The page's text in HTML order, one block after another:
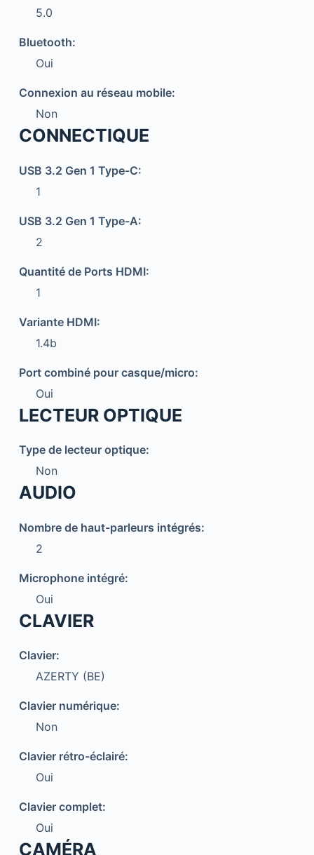
5.0
Bluetooth:
Oui
Connexion au réseau mobile:
Non
CONNECTIQUE
USB 3.2 Gen 1 Type-C:
1
USB 3.2 Gen 1 Type-A:
2
Quantité de Ports HDMI:
1
Variante HDMI:
1.4b
Port combiné pour casque/micro:
Oui
LECTEUR OPTIQUE
Type de lecteur optique:
Non
AUDIO
Nombre de haut-parleurs intégrés:
2
Microphone intégré:
Oui
CLAVIER
Clavier:
AZERTY (BE)
Clavier numérique:
Non
Clavier rétro-éclairé:
Oui
Clavier complet:
Oui
CAMÉRA